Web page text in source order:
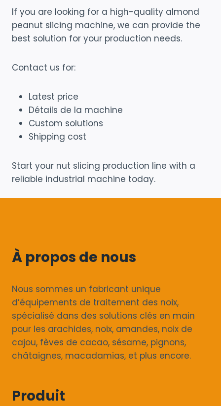
If you are looking for a high-quality almond
peanut slicing machine, we can provide the
best solution for your production needs.
Contact us for:
Latest price
Détails de la machine
Custom solutions
Shipping cost
Start your nut slicing production line with a
reliable industrial machine today.
À propos de nous
Nous sommes un fabricant unique
d’équipements de traitement des noix,
spécialisé dans des solutions clés en main
pour les arachides, noix, amandes, noix de
cajou, fèves de cacao, sésame, pignons,
châtaignes, macadamias, et plus encore.
Produit